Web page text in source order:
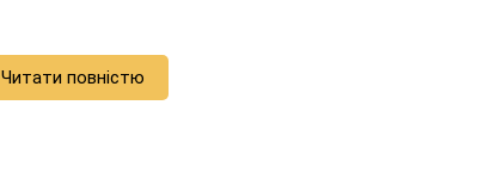
Читати повністю